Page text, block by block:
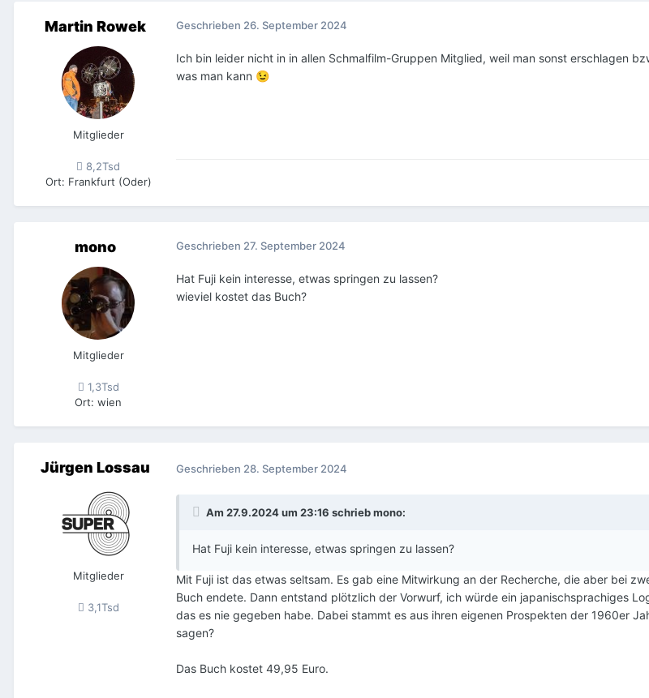
Martin Rowek
Mitglieder
8,2Tsd
Ort: Frankfurt (Oder)
Geschrieben 26. September 2024
Ich bin leider nicht in in allen Schmalfilm-Gruppen Mitglied, weil man sonst erschlagen
was man kann 😉
mono
Mitglieder
1,3Tsd
Ort: wien
Geschrieben 27. September 2024
Hat Fuji kein interesse, etwas springen zu lassen?
wieviel kostet das Buch?
Jürgen Lossau
Mitglieder
3,1Tsd
Geschrieben 28. September 2024
Am 27.9.2024 um 23:16 schriebmono:
Hat Fuji kein interesse, etwas springen zu lassen?
Mit Fuji ist das etwas seltsam. Es gab eine Mitwirkung an der Recherche, die aber bei
Buch endete. Dann entstand plötzlich der Vorwurf, ich würde ein japanischsprachiges
das es nie gegeben habe. Dabei stammt es aus ihren eigenen Prospekten der 1960er
sagen?
Das Buch kostet 49,95 Euro.